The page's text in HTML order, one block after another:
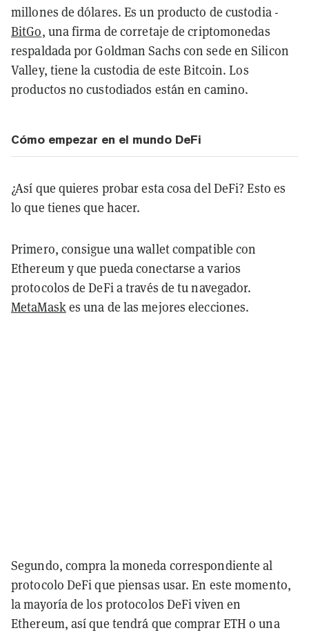
millones de dólares. Es un producto de custodia -
BitGo, una firma de corretaje de criptomonedas
respaldada por Goldman Sachs con sede en Silicon
Valley, tiene la custodia de este Bitcoin. Los
productos no custodiados están en camino.
Cómo empezar en el mundo DeFi
¿Así que quieres probar esta cosa del DeFi? Esto es
lo que tienes que hacer.
Primero, consigue una wallet compatible con
Ethereum y que pueda conectarse a varios
protocolos de DeFi a través de tu navegador.
MetaMaskes una de las mejores elecciones.
Segundo, compra la moneda correspondiente al
protocolo DeFi que piensas usar. En este momento,
la mayoría de los protocolos DeFi viven en
Ethereum, así que tendrá que comprar ETH o una